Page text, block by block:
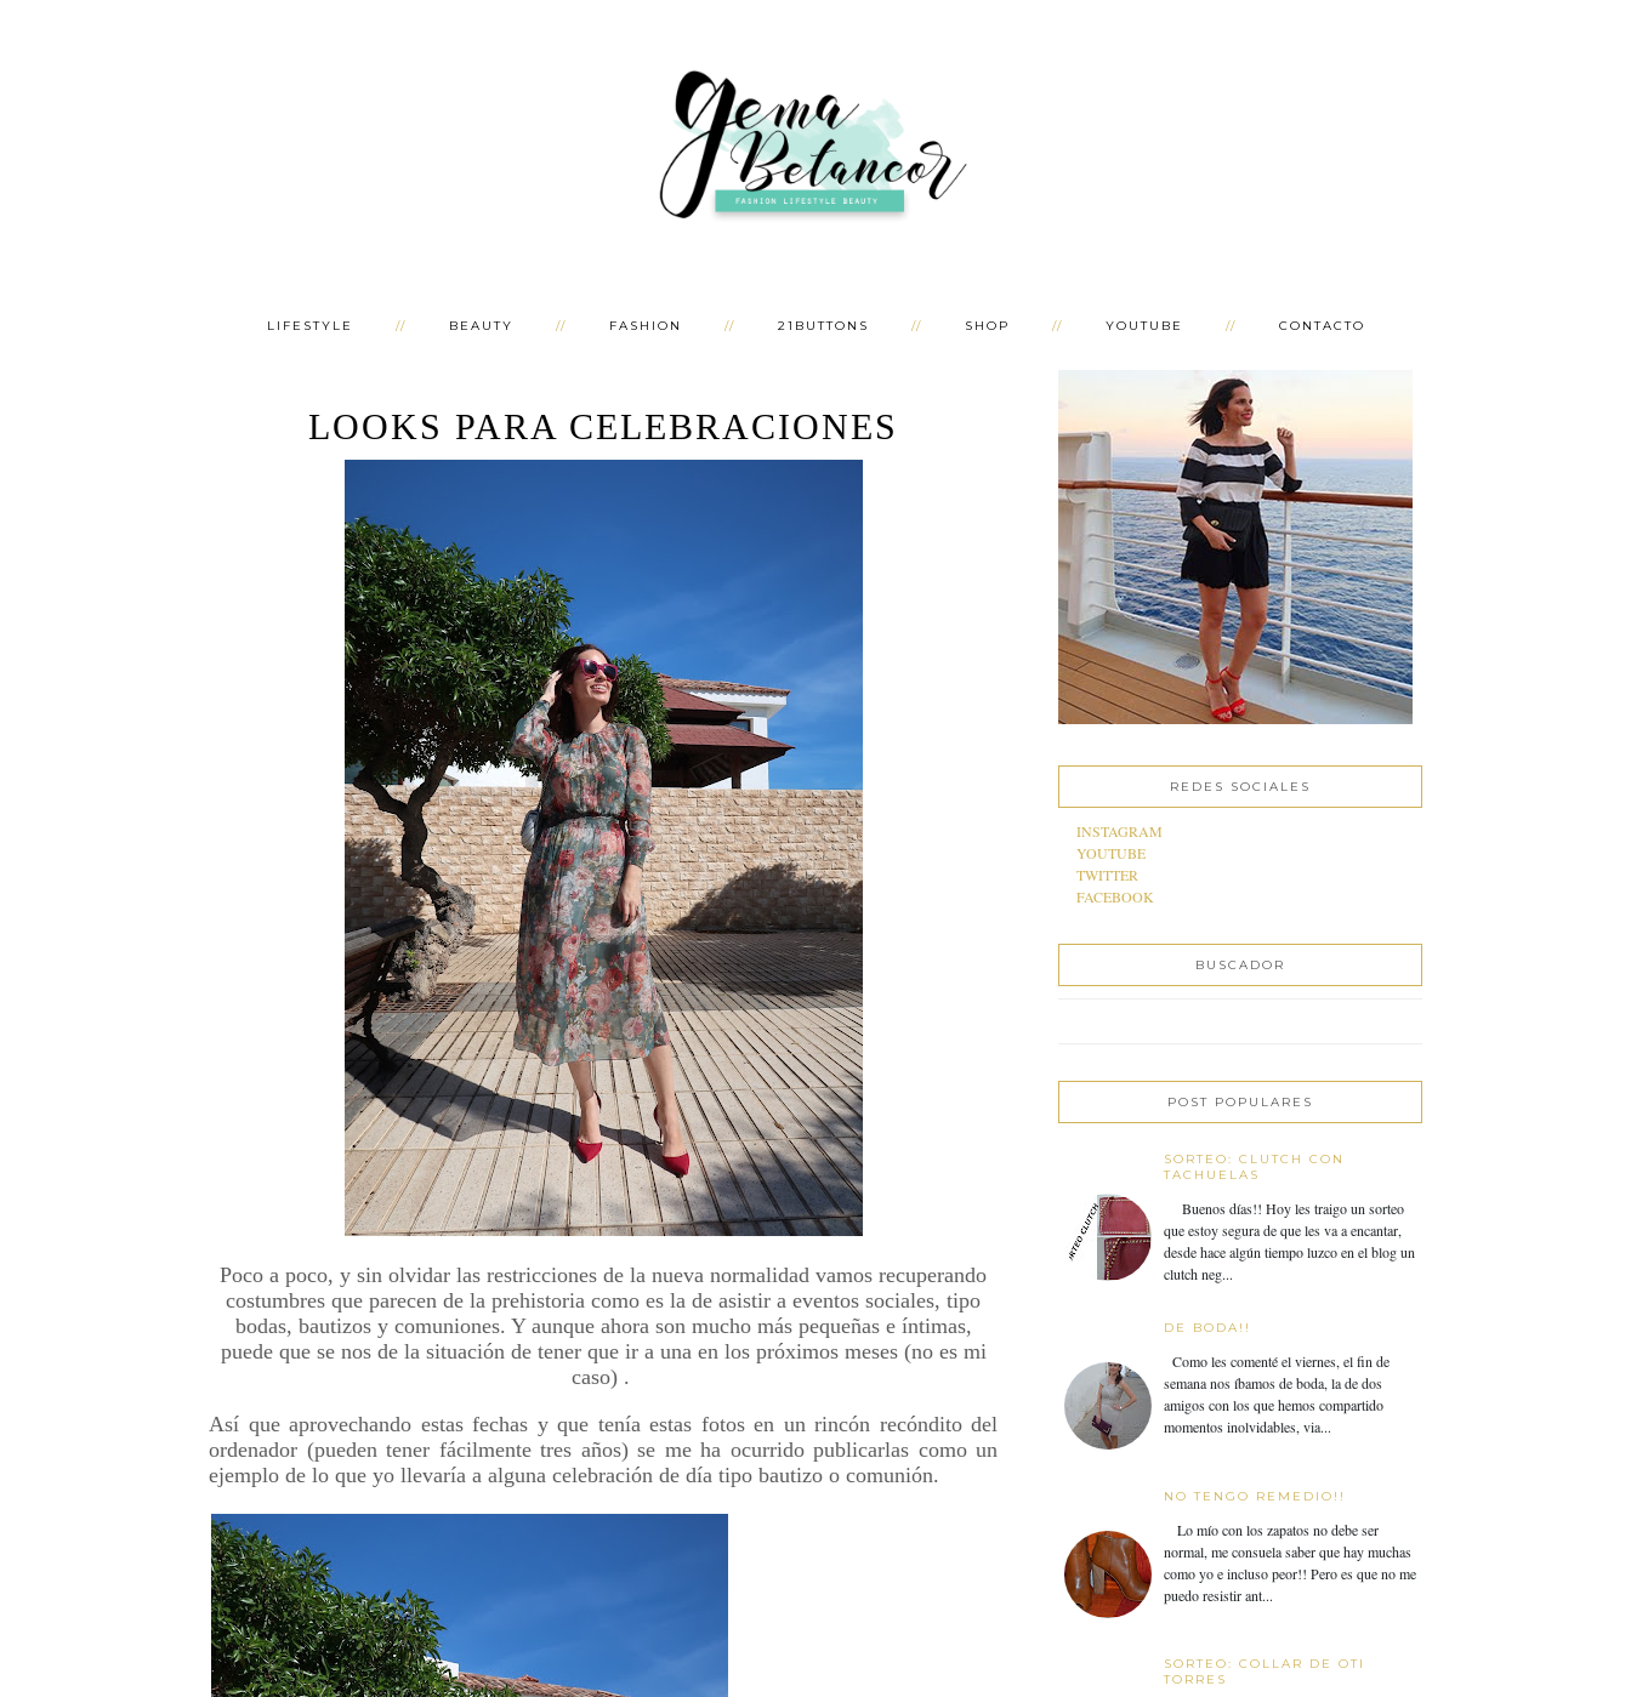
LIFESTYLE BEAUTY FASHION 21BUTTONS SHOP YOUTUBE CONTACTO
LOOKS PARA CELEBRACIONES
Poco a poco, y sin olvidar las restricciones de la nueva normalidad vamos recuperando
costumbres que parecen de la prehistoria como es la de asistir a eventos sociales, tipo
bodas, bautizos y comuniones. Y aunque ahora son mucho más pequeñas e íntimas,
puede que se nos de la situación de tener que ir a una en los próximos meses (no es mi
caso) .
Así que aprovechando estas fechas y que tenía estas fotos en un rincón recóndito del
ordenador (pueden tener fácilmente tres años) se me ha ocurrido publicarlas como un
ejemplo de lo que yo llevaría a alguna celebración de día tipo bautizo o comunión.
REDES SOCIALES
INSTAGRAM
YOUTUBE
TWITTER
FACEBOOK
BUSCADOR
POST POPULARES
SORTEO: CLUTCH CON
TACHUELAS
Buenos días!! Hoy les traigo un sorteo
que estoy segura de que les va a encantar,
desde hace algún tiempo luzco en el blog un
clutch neg...
DE BODA!!
Como les comenté el viernes, el fin de
semana nos íbamos de boda, la de dos
amigos con los que hemos compartido
momentos inolvidables, via...
NO TENGO REMEDIO!!
Lo mío con los zapatos no debe ser
normal, me consuela saber que hay muchas
como yo e incluso peor!! Pero es que no me
puedo resistir ant...
SORTEO: COLLAR DE OTI
TORRES